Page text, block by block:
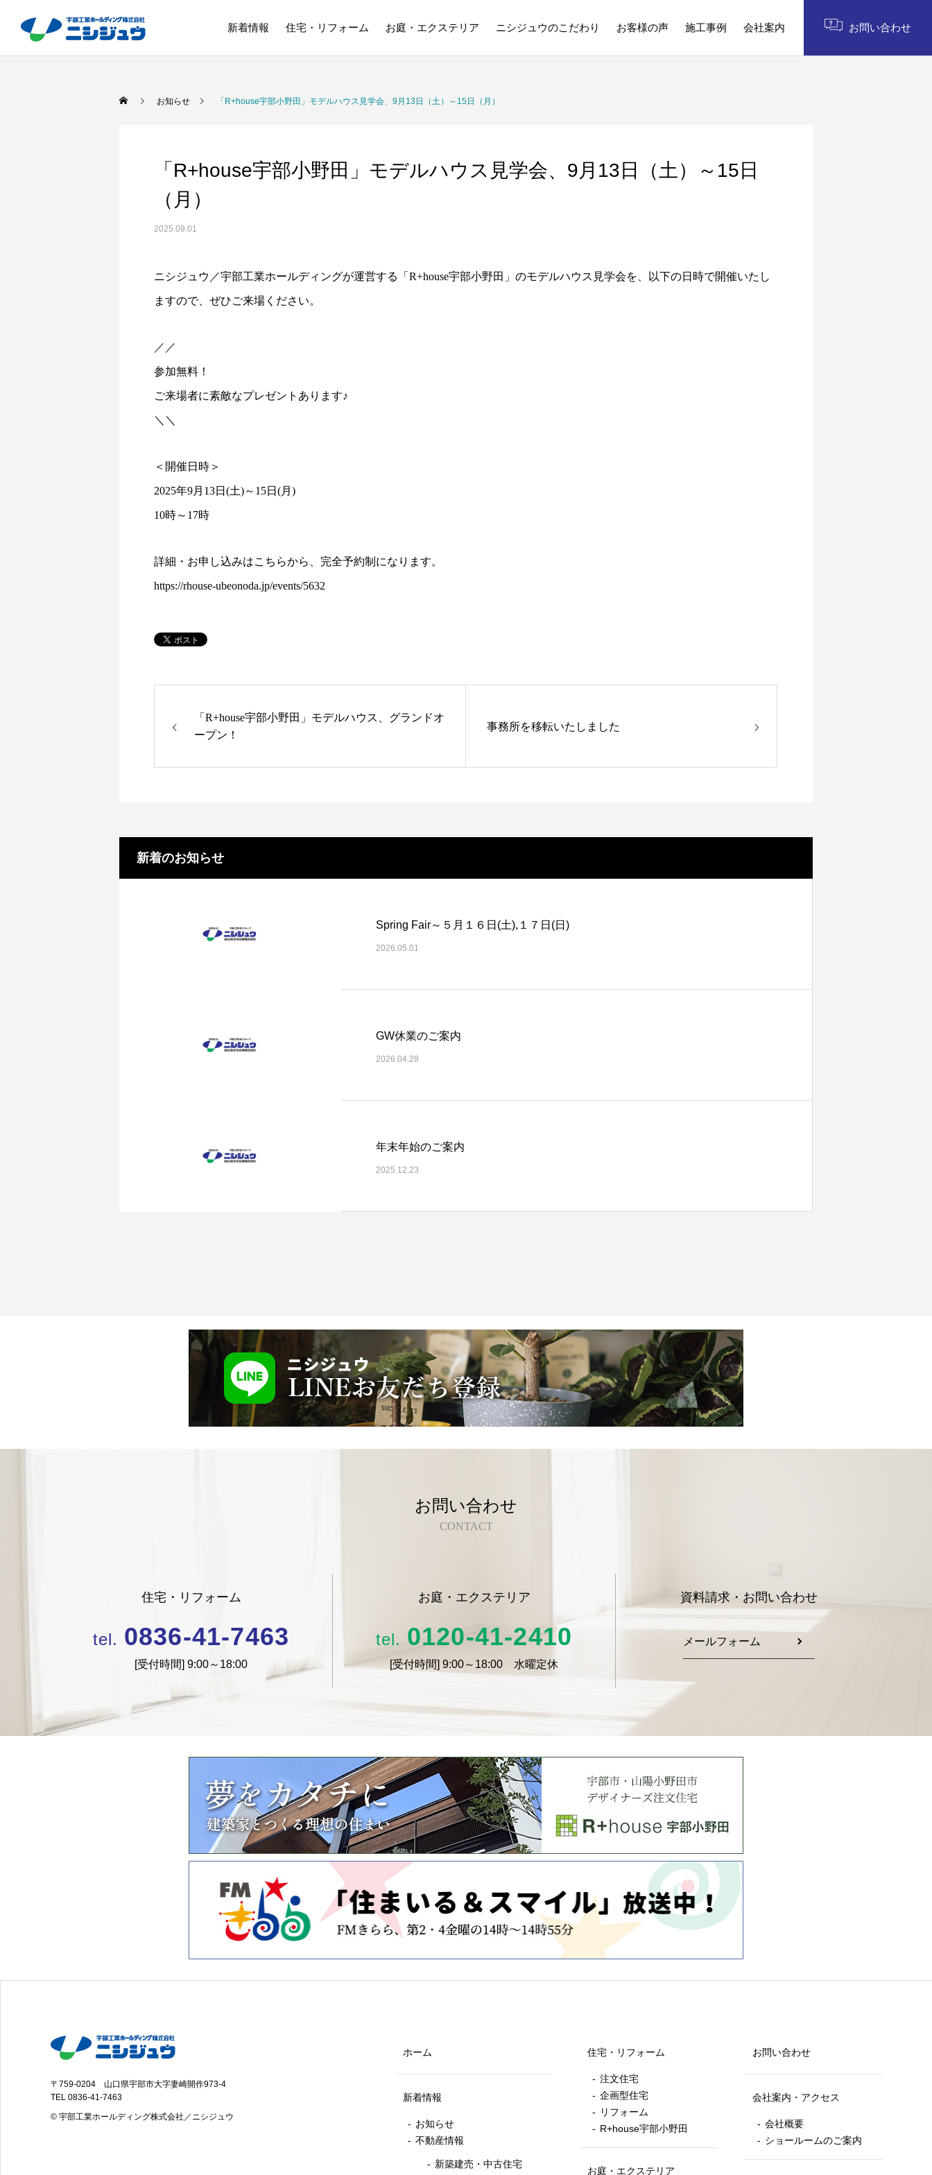
新着情報 住宅・リフォーム お庭・エクステリア ニシジュウのこだわり お客様の声 施工事例 会社案内 お問い合わせ
お知らせ 「R+house宇部小野田」モデルハウス見学会、9月13日（土）～15日（月）
「R+house宇部小野田」モデルハウス見学会、9月13日（土）～15日
（月）
2025.09.01
ニシジュウ／宇部工業ホールディングが運営する「R+house宇部小野田」のモデルハウス見学会を、以下の日時で開催いたし
ますので、ぜひご来場ください。
／／
参加無料！
ご来場者に素敵なプレゼントあります♪
＼＼
＜開催日時＞
2025年9月13日(土)～15日(月)
10時～17時
詳細・お申し込みはこちらから、完全予約制になります。
https://rhouse-ubeonoda.jp/events/5632
「R+house宇部小野田」モデルハウス、グランドオ
ープン！
事務所を移転いたしました
新着のお知らせ
Spring Fair～５月１６日(土),１７日(日)
2026.05.01
GW休業のご案内
2026.04.28
年末年始のご案内
2025.12.23
お問い合わせ
CONTACT
住宅・リフォーム
tel. 0836-41-7463
[受付時間] 9:00～18:00
お庭・エクステリア
tel. 0120-41-2410
[受付時間] 9:00～18:00 水曜定休
資料請求・お問い合わせ
メールフォーム
〒759-0204 山口県宇部市大字妻崎開作973-4
TEL 0836-41-7463
© 宇部工業ホールディング株式会社／ニシジュウ
ホーム
新着情報
お知らせ
不動産情報
新築建売・中古住宅
住宅・リフォーム
注文住宅
企画型住宅
リフォーム
R+house宇部小野田
お庭・エクステリア
お問い合わせ
会社案内・アクセス
会社概要
ショールームのご案内